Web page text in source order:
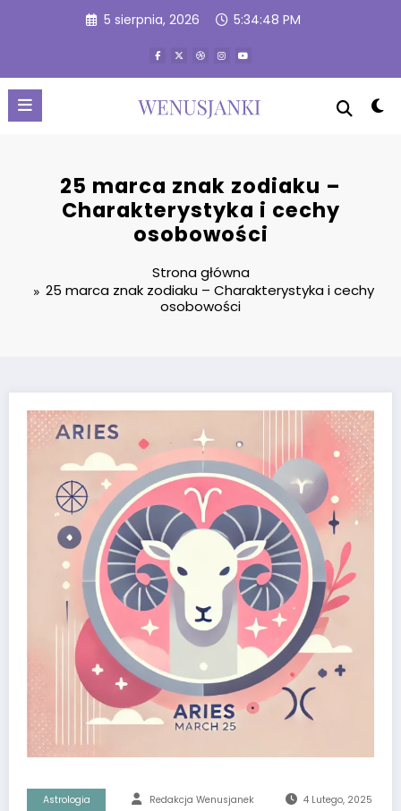
5 sierpnia, 2026 5:34:50 PM
25 marca znak zodiaku –
Charakterystyka i cechy
osobowości
Strona główna
25 marca znak zodiaku – Charakterystyka i cechy
osobowości
Astrologia Redakcja Wenusjanek 4 Lutego, 2025